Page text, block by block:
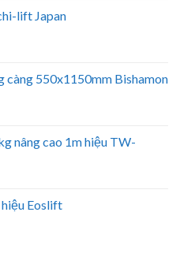
lift Japan
càng 550x1150mm Bishamon
nâng cao 1m hiệu TW-
hiệu Eoslift